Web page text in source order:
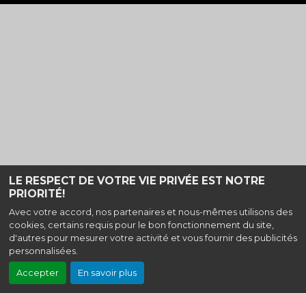
LE RESPECT DE VOTRE VIE PRIVÉE EST NOTRE
PRIORITÉ!
Avec votre accord, nos partenaires et nous-mêmes utilisons des
cookies, certains requis pour le bon fonctionnement du site,
d'autres pour mesurer votre activité et vous fournir des publicités
personnalisées.
Accepter En savoir plus